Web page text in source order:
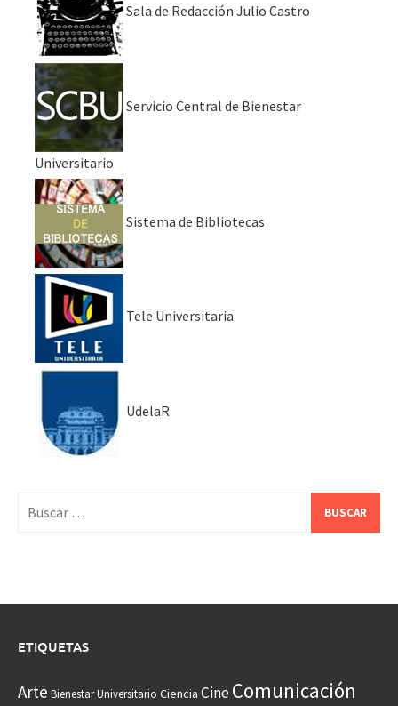
Sala de Redacción Julio Castro
Servicio Central de Bienestar
Universitario
Sistema de Bibliotecas
Tele Universitaria
UdelaR
ETIQUETAS
Arte Bienestar Universitario Ciencia CineComunicación